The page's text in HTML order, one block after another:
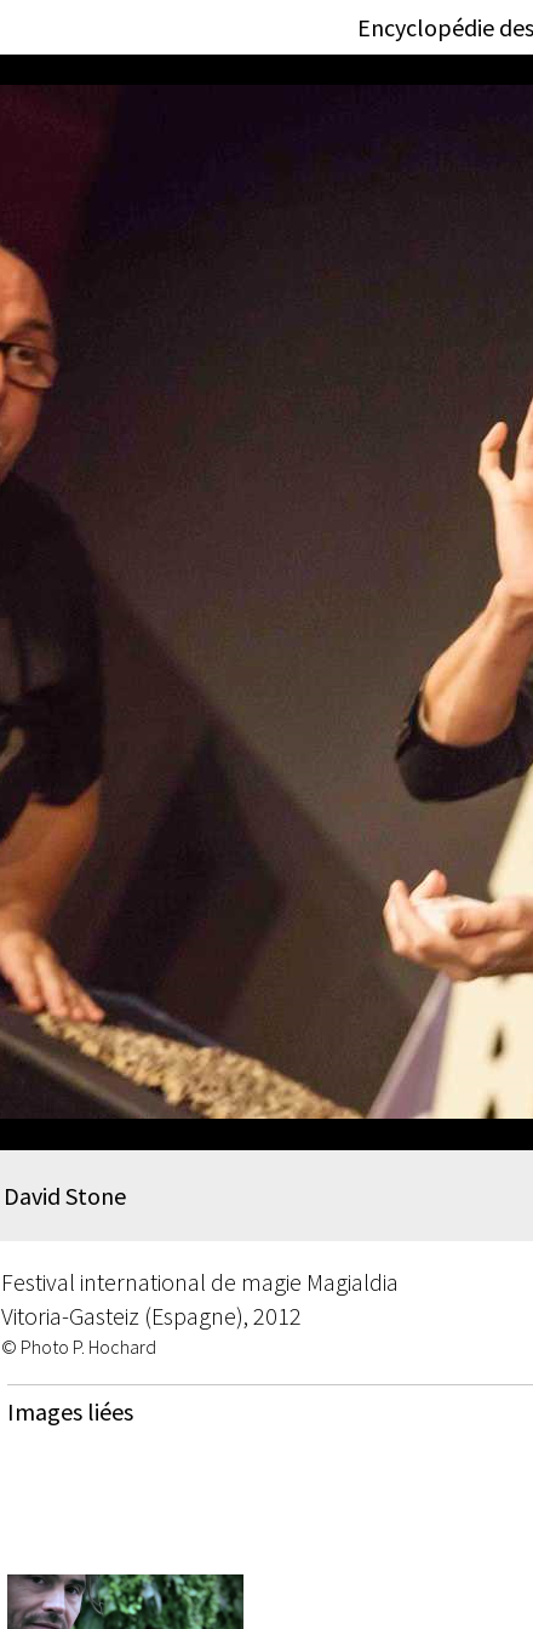
Encyclopédie
David Stone
Festival international de magie Magialdia
Vitoria-Gasteiz (Espagne), 2012
© Photo P. Hochard
Images liées